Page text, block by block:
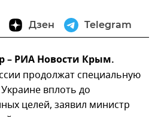
Дзен Telegram
РИА Новости Крым.
продолжат специальную
вплоть до
целей, заявил министр